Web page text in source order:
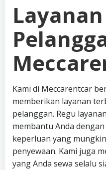
Layanan
Kami di Meccarentcar
memberikan layanan
pelanggan. Regu
membantu Anda
keperluan yang
penyewaan. Kami juga
yang Anda sewa selalu